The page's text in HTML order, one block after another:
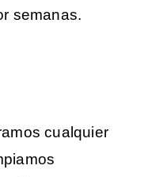
semanas.
cualquier